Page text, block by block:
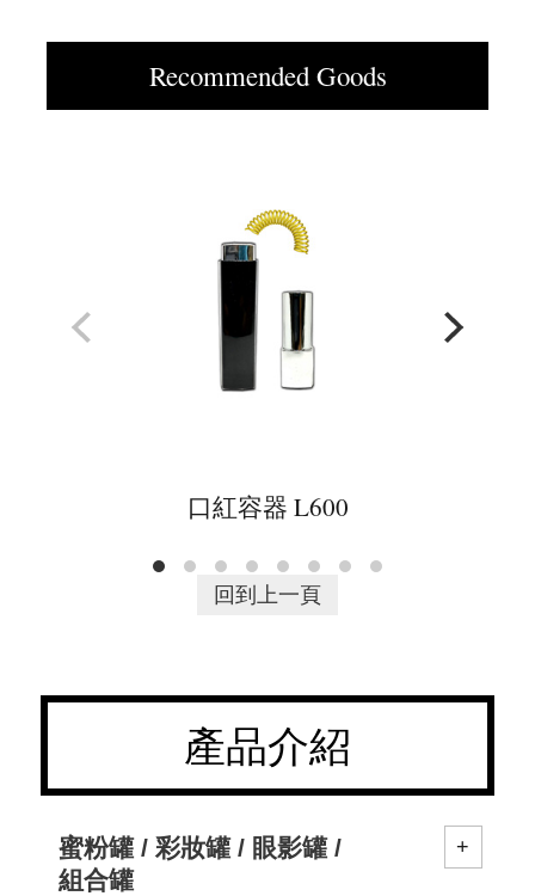
產品介紹
蜜粉罐 / 彩妝罐 / 眼影罐 /
組合罐
Recommended Goods
口紅容器 L600
回到上一頁